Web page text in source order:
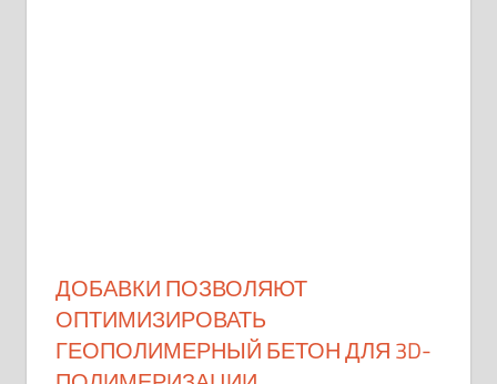
ДОБАВКИ ПОЗВОЛЯЮТ
ОПТИМИЗИРОВАТЬ
ГЕОПОЛИМЕРНЫЙ БЕТОН ДЛЯ 3D-